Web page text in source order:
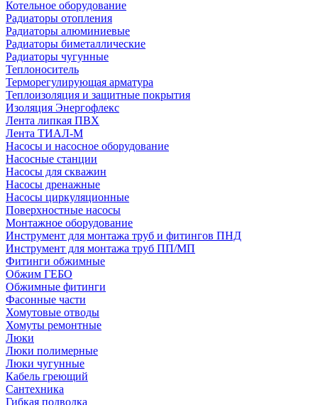
Котельное оборудование
Радиаторы отопления
Радиаторы алюминиевые
Радиаторы биметаллические
Радиаторы чугунные
Теплоноситель
Терморегулирующая арматура
Теплоизоляция и защитные покрытия
Изоляция Энергофлекс
Лента липкая ПВХ
Лента ТИАЛ-М
Насосы и насосное оборудование
Насосные станции
Насосы для скважин
Насосы дренажные
Насосы циркуляционные
Поверхностные насосы
Монтажное оборудование
Инструмент для монтажа труб и фитингов ПНД
Инструмент для монтажа труб ПП/МП
Фитинги обжимные
Обжим ГЕБО
Обжимные фитинги
Фасонные части
Хомутовые отводы
Хомуты ремонтные
Люки
Люки полимерные
Люки чугунные
Кабель греющий
Сантехника
Гибкая подводка